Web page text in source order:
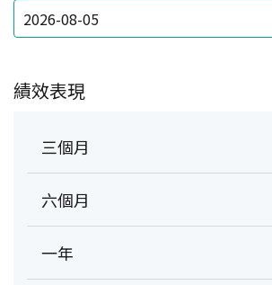
績效表現
三個月
六個月
一年